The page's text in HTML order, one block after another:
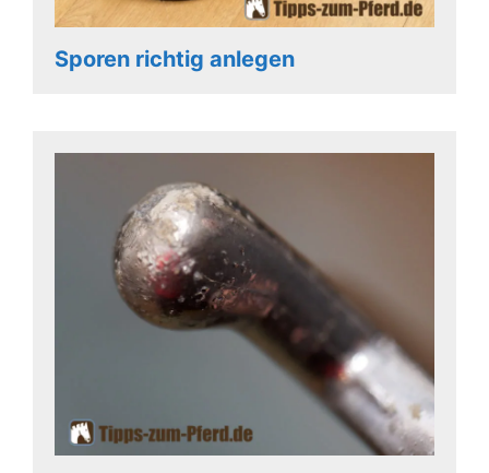
Sporen richtig anlegen